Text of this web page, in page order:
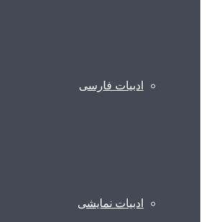
ادبیات فارسی
ادبیات نمایشی